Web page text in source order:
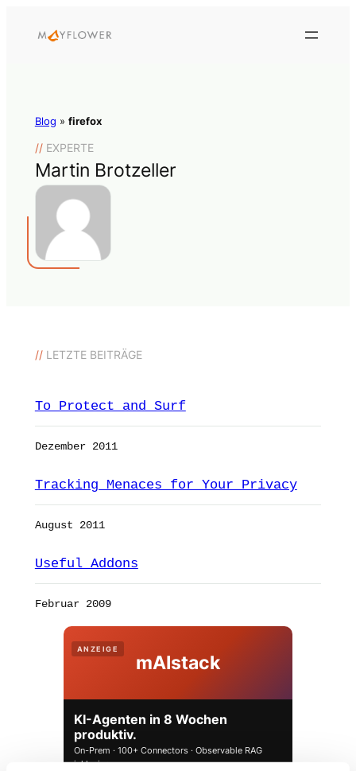
Blog » firefox
//EXPERTE
Martin Brotzeller
//LETZTE BEITRÄGE
To Protect and Surf
Dezember 2011
Tracking Menaces for Your Privacy
August 2011
Useful Addons
Februar 2009
ANZEIGE
mAIstack
KI-Agenten in 8 Wochen
produktiv.
On-Prem · 100+ Connectors · Observable RAG
inklusive.